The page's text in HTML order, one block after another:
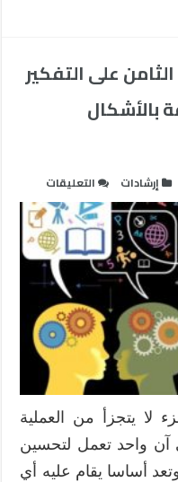
على التفكير
بالأشكال
إرشادات التعليقات
تقويم
قدرة
طالبات
الصف
الثامن
على
التفكير
الناقد
في
مسائل
ذات
علاقة
بالأشكال
لا يتجزأ من العملية
آن واحد تعمل لتحسين
أساسا يقام عليه أي